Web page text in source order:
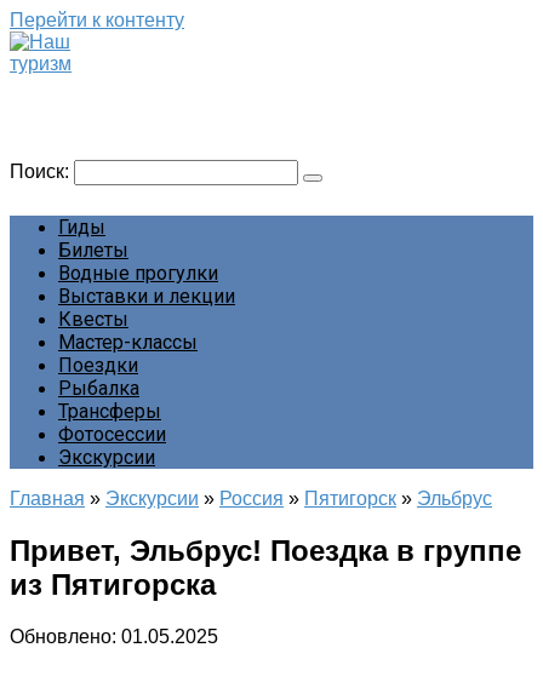
Перейти к контенту
Поиск:
Гиды
Билеты
Водные прогулки
Выставки и лекции
Квесты
Мастер-классы
Поездки
Рыбалка
Трансферы
Фотосессии
Экскурсии
Главная » Экскурсии » Россия » Пятигорск » Эльбрус
Привет, Эльбрус! Поездка в группе
из Пятигорска
Обновлено: 01.05.2025